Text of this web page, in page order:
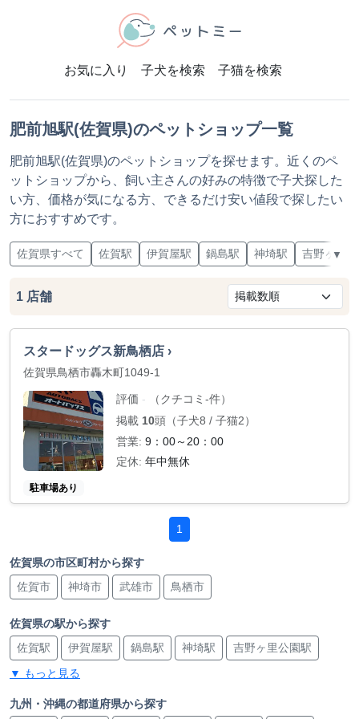
お気に入り 子犬を検索 子猫を検索
肥前旭駅(佐賀県)のペットショップ一覧
肥前旭駅(佐賀県)のペットショップを探せます。近くのペ
ットショップから、飼い主さんの好みの特徴で子犬探した
い方、価格が気になる方、できるだけ安い値段で探したい
方におすすめです。
佐賀県すべて 佐賀駅 伊賀屋駅 鍋島駅 神埼駅 吉野ヶ里
▼
1 店舗
スタードッグス新鳥栖店 ›
佐賀県鳥栖市轟木町1049-1
評価 -
（クチコミ-件）
掲載 10頭（子犬8 / 子猫2）
営業: 9：00～20：00
定休: 年中無休
駐車場あり
1
佐賀県の市区町村から探す
佐賀市
神埼市 武雄市 鳥栖市
佐賀県の駅から探す
佐賀駅
伊賀屋駅 鍋島駅 神埼駅 吉野ヶ里公園駅
武雄温泉駅
新鳥栖駅 新鳥栖駅 鳥栖駅
▼ もっと見る
九州・沖縄の都道府県から探す